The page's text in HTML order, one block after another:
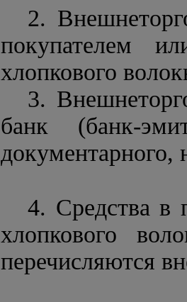
2.
покупателем
хлопкового
3.
банк (банк-
документарного,
4. Средства в
хлопкового
перечисляются